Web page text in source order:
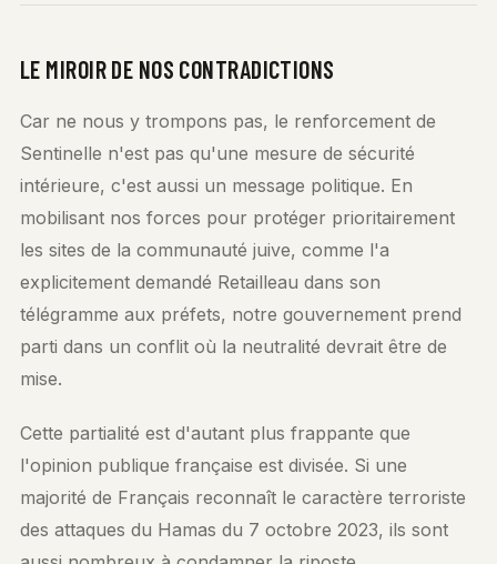
LE MIROIR DE NOS CONTRADICTIONS
Car ne nous y trompons pas, le renforcement de
Sentinelle n'est pas qu'une mesure de sécurité
intérieure, c'est aussi un message politique. En
mobilisant nos forces pour protéger prioritairement
les sites de la communauté juive, comme l'a
explicitement demandé Retailleau dans son
télégramme aux préfets, notre gouvernement prend
parti dans un conflit où la neutralité devrait être de
mise.
Cette partialité est d'autant plus frappante que
l'opinion publique française est divisée. Si une
majorité de Français reconnaît le caractère terroriste
des attaques du Hamas du 7 octobre 2023, ils sont